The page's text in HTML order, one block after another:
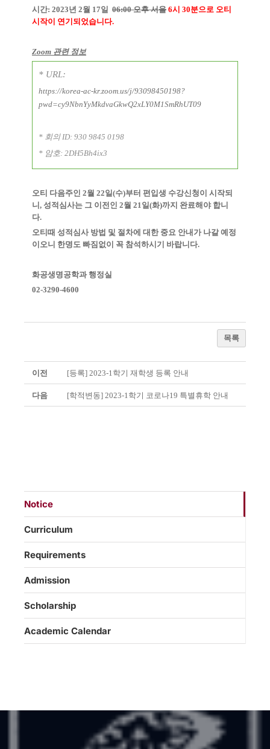
시간: 2023년 2월 17일 06:00 오후 서울 6시 30분으로 오티
시작이 연기되었습니다.
Zoom 관련 정보
* URL:
https://korea-ac-kr.zoom.us/j/93098450198?
pwd=cy9NbnYyMkdvaGkwQ2xLY0M1SmRhUT09
* 회의 ID: 930 9845 0198
* 암호: 2DH5Bh4ix3
오티 다음주인 2월 22일(수)부터 편입생 수강신청이 시작되
니, 성적심사는 그 이전인 2월 21일(화)까지 완료해야 합니
다.
오티때 성적심사 방법 및 절차에 대한 중요 안내가 나갈 예정
이오니 한명도 빠짐없이 꼭 참석하시기 바랍니다.
화공생명공학과 행정실
02-3290-4600
목록
이전 [등록] 2023-1학기 재학생 등록 안내
다음 [학적변동] 2023-1학기 코로나19 특별휴학 안내
Notice
Curriculum
Requirements
Admission
Scholarship
Academic Calendar